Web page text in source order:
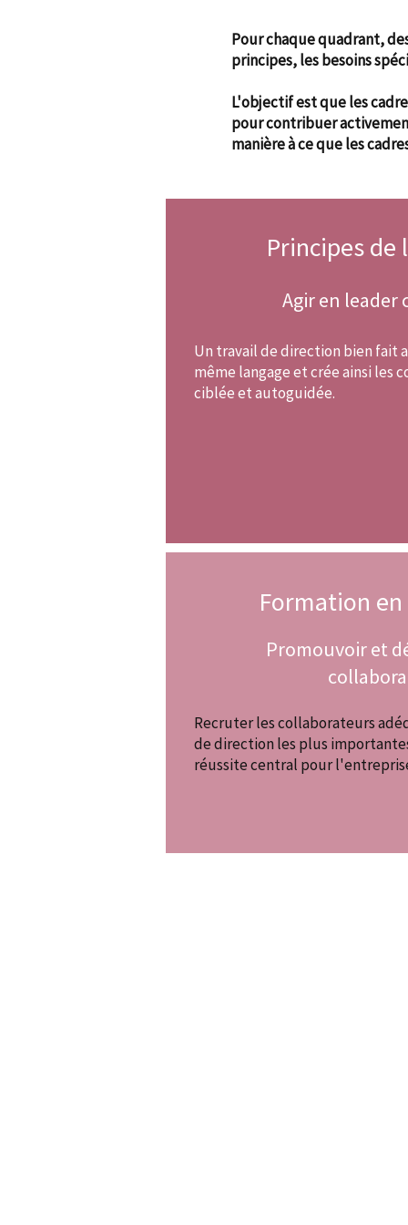
Pour chaque quadrant,
principes, les besoins
L'objectif est que les
pour contribuer
manière à ce que les
Principes de
Agir en leader
Un travail de direction bien fait
même langage et crée ainsi les
ciblée et autoguidée.
Formation
Promouvoir et
Recruter les collaborateurs
de direction les plus
réussite central pour